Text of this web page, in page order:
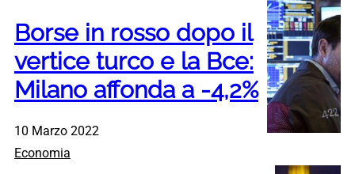
Borse in rosso dopo il
vertice turco e la Bce:
Milano affonda a -4,2%
10 Marzo 2022
Economia